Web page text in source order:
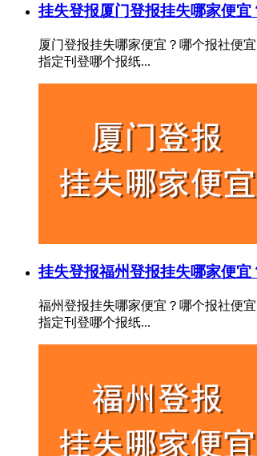
挂失登报厦门登报挂失哪家便宜
厦门登报挂失哪家便宜？哪个报社便
指定刊登哪个报纸...
挂失登报福州登报挂失哪家便宜
福州登报挂失哪家便宜？哪个报社便
指定刊登哪个报纸...